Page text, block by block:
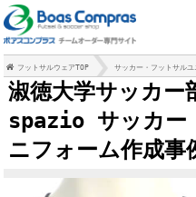
フットサルウェアTOP サッカー・フットサル
淑徳大学サッカ
spazio サッカー
ニフォーム作成事